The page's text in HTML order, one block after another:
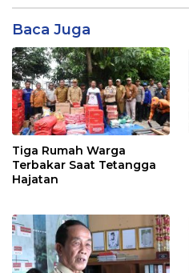
Baca Juga
Tiga Rumah Warga
Terbakar Saat Tetangga
Hajatan